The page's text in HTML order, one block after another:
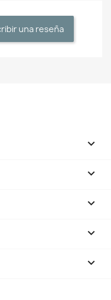
una reseña



keyboard_arrow_down
